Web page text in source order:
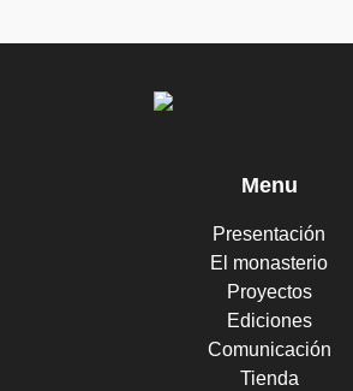
Menu
Presentación
El monasterio
Proyectos
Ediciones
Comunicación
Tienda